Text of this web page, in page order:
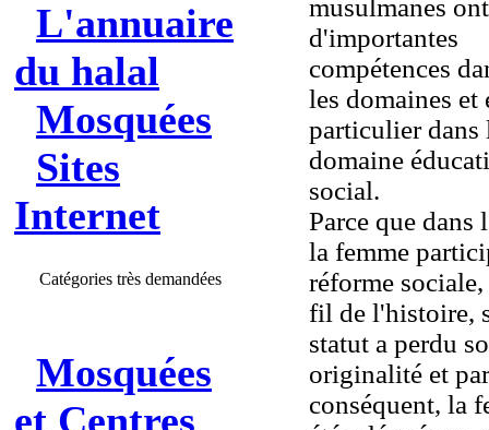
L'annuaire
du halal
Mosquées
Sites
Internet
Catégories très demandées
Mosquées
et Centres
musulmanes ont
d'importantes
compétences
les domaines et
particulier dans
domaine
social.
Parce que dans
la femme
réforme
fil de l'histoire,
statut a perdu
originalité et par
conséquent, la